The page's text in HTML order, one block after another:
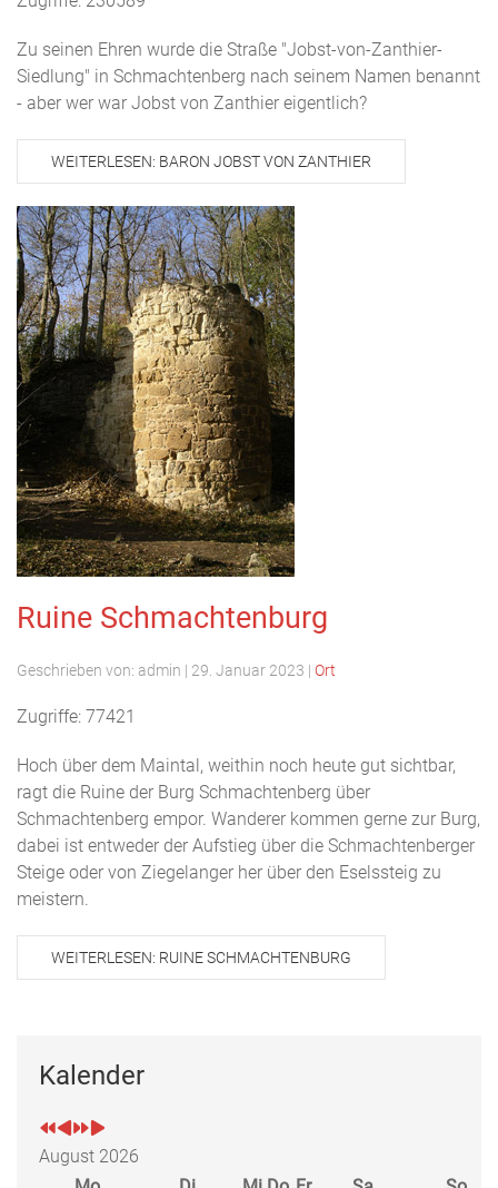
Zu seinen Ehren wurde die Straße "Jobst-von-Zanthier-
Siedlung" in Schmachtenberg nach seinem Namen benannt
- aber wer war Jobst von Zanthier eigentlich?
WEITERLESEN: BARON JOBST VON ZANTHIER
Ruine Schmachtenburg
Geschrieben von: admin | 29. Januar 2023 | Ort
Zugriffe: 77421
Hoch über dem Maintal, weithin noch heute gut sichtbar,
ragt die Ruine der Burg Schmachtenberg über
Schmachtenberg empor. Wanderer kommen gerne zur Burg,
dabei ist entweder der Aufstieg über die Schmachtenberger
Steige oder von Ziegelanger her über den Eselssteig zu
meistern.
WEITERLESEN: RUINE SCHMACHTENBURG
Kalender
August 2026